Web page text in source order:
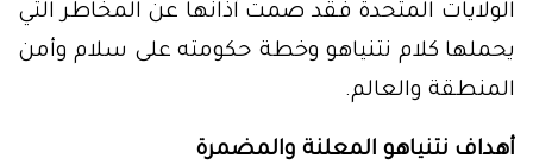
الولايات المتحدة فقد صمت آذانها عن المخاطر التي
يحملها كلام نتنياهو وخطة حكومته على سلام وأمن
المنطقة والعالم.
أهداف نتنياهو المعلنة والمضمرة